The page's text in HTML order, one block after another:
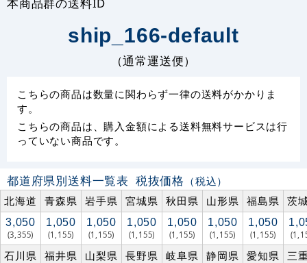
ship_166-default
（通常運送便）
こちらの商品は数量に関わらず一律の送料がかかりま
す。
こちらの商品は、購入金額による送料無料サービスは行
っていない商品です。
都道府県別送料一覧表 税抜価格 （税込）
北海道
青森県 岩手県 宮城県 秋田県 山形県 福島県 茨
3,050
(3,355)
1,050
(1,155)
1,050
(1,155)
1,050
(1,155)
1,050
(1,155)
1,050
(1,155)
1,050
(1,155)
石川県 福井県 山梨県 長野県 岐阜県 静岡県 愛知県 三